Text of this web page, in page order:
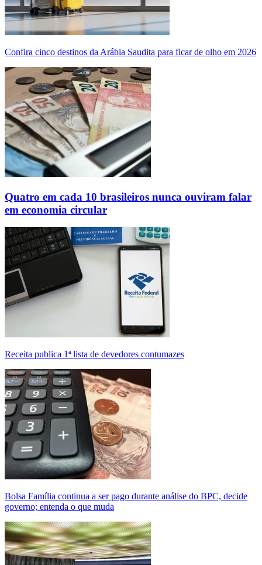
Confira cinco destinos da Arábia Saudita para ficar de olho em 2026
Quatro em cada 10 brasileiros nunca ouviram falar
em economia circular
Receita publica 1ª lista de devedores contumazes
Bolsa Família continua a ser pago durante análise do BPC, decide
governo; entenda o que muda